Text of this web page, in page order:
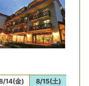
14(金) 8/15(土)